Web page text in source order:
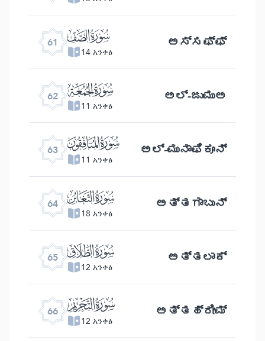
61 ﯪ
14 አንቀፅ ಅಸ್ಸಫ್ಫ್
62 ﯫ
11 አንቀፅ ಅಲ್ -ಜುಮುಅ
63 ﯬ
11 አንቀፅ ಅಲ್ -ಮುನಾಫಿಕೂನ್
64 ﯭ
18 አንቀፅ ಅತ್ತಗಾಬುನ್
65 ﯮ
12 አንቀፅ ಅತ್ತಲಾಕ್
66 ﯯ
12 አንቀፅ ಅತ್ತಹ್ರೀಮ್